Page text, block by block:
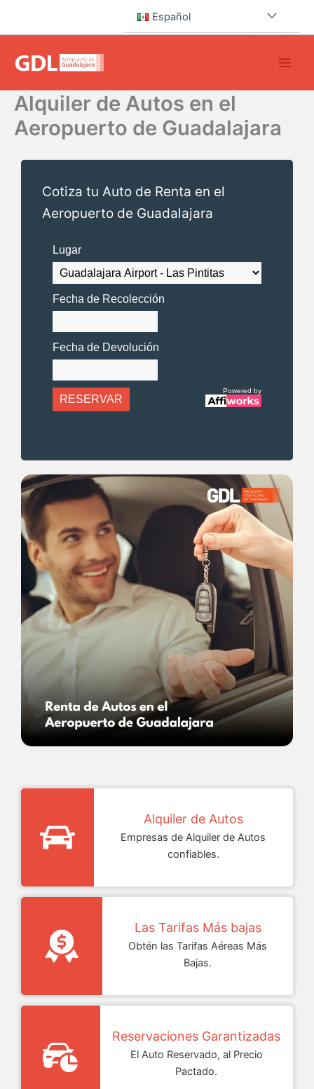
Español
Alquiler de Autos en el
Aeropuerto de Guadalajara
Cotiza tu Auto de Renta en el
Aeropuerto de Guadalajara
Alquiler de Autos
Empresas de Alquiler de Autos
confiables.
Las Tarifas Más bajas
Obtén las Tarifas Aéreas Más
Bajas.
Reservaciones Garantizadas
El Auto Reservado, al Precio
Pactado.